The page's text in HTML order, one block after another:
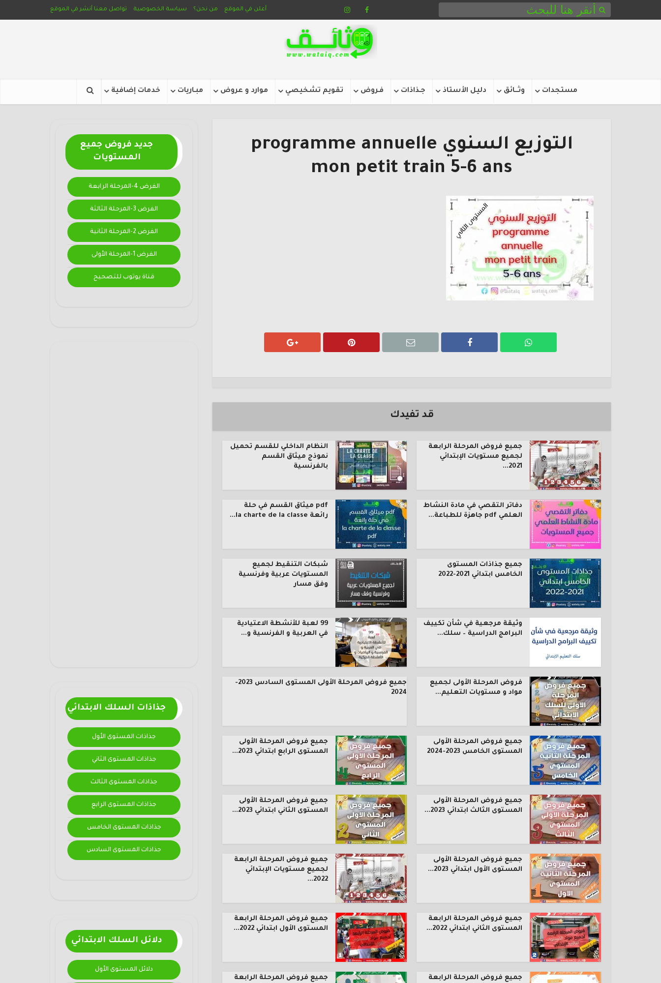
أعلن في الموقع من نحن؟ سياسة الخصوصية تواصل معنا أنشر في الموقع
مستجدات وثـــائق دليل الأستاذ جـذاذات فـروض تقويم تشخيصي موارد و عروض مبـاريات خدمات إضافية
جديد فروض جميع
المستويات
الفرض 4-المرحلة الرابعة
الفرض 3-المرحلة الثالثة
الفرض 2-المرحلة الثانية
الفرض 1-المرحلة الأولى
قناة يوتوب للتصحيح
جذاذات السلك الابتدائي
جذاذات المستوى الأول
جذاذات المستوى الثاني
جذاذات المستوى الثالث
جذاذات المستوى الرابع
جذاذات المستوى الخامس
جذاذات المستوى السادس
دلائل السلك الابتدائي
دلائل المستوى الأول
التوزيع السنوي programme annuelle
mon petit train 5-6 ans
قد تفيدك
جميع فروض المرحلة الرابعة
لجميع مستويات الإبتدائي
2021...
النظام الداخلي للقسم تحميل
نموذج ميثاق القسم
بالفرنسية
دفاتر التقصي في مادة النشاط
العلمي pdf جاهزة للطباعة...
pdf ميثاق القسم في حلة
رائعة la charte de la classe...
جميع جذاذات المستوى
الخامس ابتدائي 2021-2022
شبكات التنقيط لجميع
المستويات عربية وفرنسية
وفق مسار
وثيقة مرجعية في شأن تكييف
البرامج الدراسية – سلك...
99 لعبة للأنشطة الاعتيادية
في العربية و الفرنسية و...
فروض المرحلة الأولى لجميع
مواد و مستويات التعليم...
جميع فروض المرحلة الأولى المستوى السادس 2023-
2024
جميع فروض المرحلة الأولى
المستوى الخامس 2023-2024
جميع فروض المرحلة الأولى
المستوى الرابع ابتدائي 2023...
جميع فروض المرحلة الأولى
المستوى الثالث ابتدائي 2023...
جميع فروض المرحلة الأولى
المستوى الثاني ابتدائي 2023...
جميع فروض المرحلة الأولى
المستوى الأول ابتدائي 2023...
جميع فروض المرحلة الرابعة
لجميع مستويات الإبتدائي
2022...
جميع فروض المرحلة الرابعة
المستوى الثاني ابتدائي 2022...
جميع فروض المرحلة الرابعة
المستوى الأول ابتدائي 2022...
جميع فروض المرحلة الرابعة
جميع فروض المرحلة الرابعة